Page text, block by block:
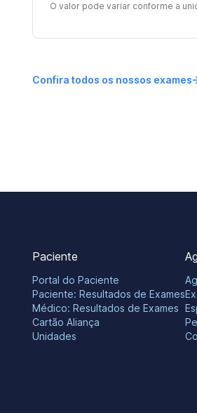
O valor pode variar conforme a
Confira todos os nossos exames
Paciente
Portal do Paciente
Paciente: Resultados de Exames
Médico: Resultados de Exames
Cartão Aliança
Unidades